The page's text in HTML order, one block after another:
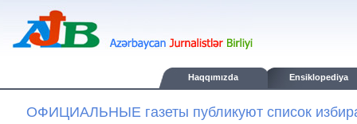
Haqqımızda Ensiklopediya
ОФИЦИАЛЬНЫЕ газеты публикуют список